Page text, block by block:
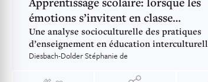
émotions s’invitent en classe…
Une analyse socioculturelle des pratiques
d’enseignement en éducation
Diesbach-Dolder Stéphanie de